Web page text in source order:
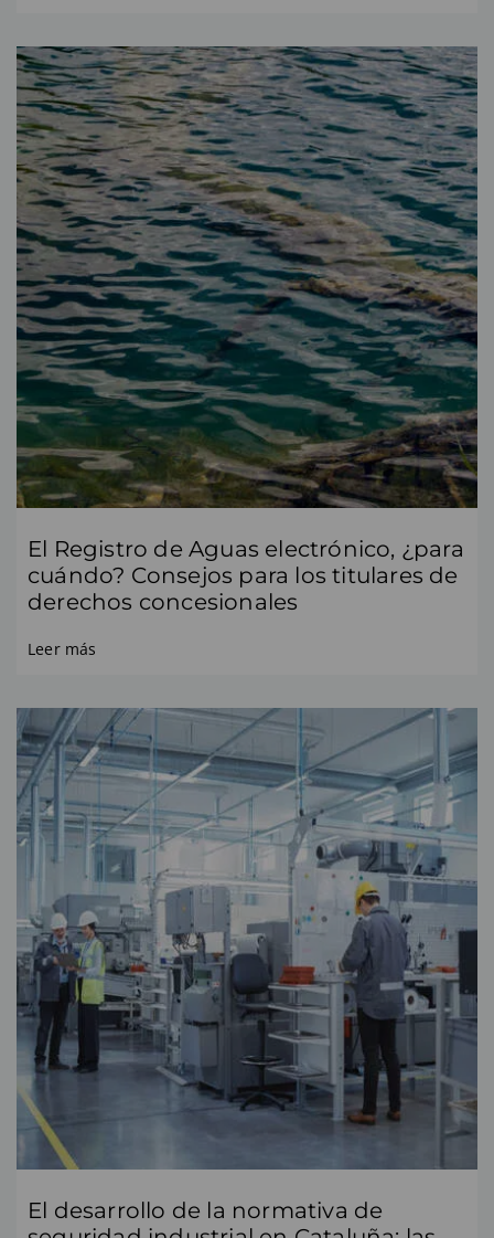
El Registro de Aguas electrónico, ¿para
cuándo? Consejos para los titulares de
derechos concesionales
Leer más
El desarrollo de la normativa de